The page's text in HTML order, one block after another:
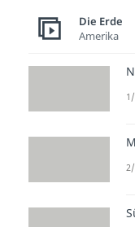
dort
Die Erde
Amerika